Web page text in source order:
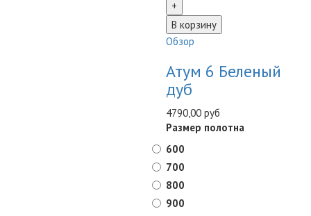
Обзор
Атум 6 Беленый
дуб
4790,00 руб
Размер полотна
600
700
800
900